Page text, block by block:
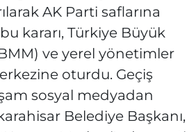
AK Parti saflarına
kararı, Türkiye Büyük
ve yerel yönetimler
oturdu. Geçiş
sosyal medyadan
Belediye Başkanı,